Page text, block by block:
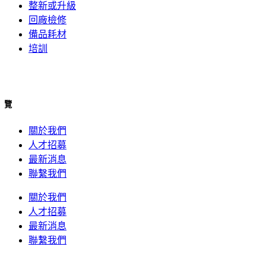
整新或升級
回廠檢修
備品耗材
培訓
覽
關於我們
人才招募
最新消息
聯繫我們
關於我們
人才招募
最新消息
聯繫我們